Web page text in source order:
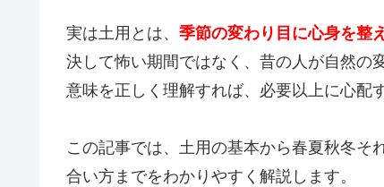
実は土用とは、 季節の変わり目に心身を整
決して怖い期間ではなく、昔の人が自然の
意味を正しく理解すれば、必要以上に心配
この記事では、土用の基本から春夏秋冬そ
合い方までをわかりやすく解説します。